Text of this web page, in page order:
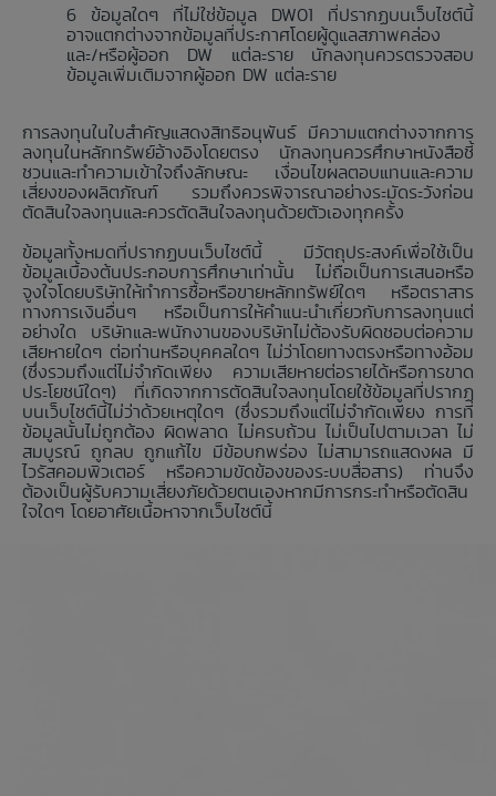
ข้อมูลใดๆ ที่ไม่ใช่ข้อมูล DW01 ที่ปรากฏบนเว็บไซต์นี้
อาจแตกต่างจากข้อมูลที่ประกาศโดยผู้ดูแลสภาพคล่อง
และ/หรือผู้ออก DW แต่ละราย นักลงทุนควรตรวจสอบ
ข้อมูลเพิ่มเติมจากผู้ออก DW แต่ละราย
การลงทุนในใบสำคัญแสดงสิทธิอนุพันธ์ มีความแตกต่างจากการ
ลงทุนในหลักทรัพย์อ้างอิงโดยตรง นักลงทุนควรศึกษาหนังสือชี้
ชวนและทำความเข้าใจถึงลักษณะ เงื่อนไขผลตอบแทนและความ
เสี่ยงของผลิตภัณฑ์ รวมถึงควรพิจารณาอย่างระมัดระวังก่อน
ตัดสินใจลงทุนและควรตัดสินใจลงทุนด้วยตัวเองทุกครั้ง
ข้อมูลทั้งหมดที่ปรากฏบนเว็บไซต์นี้ มีวัตถุประสงค์เพื่อใช้เป็น
ข้อมูลเบื้องต้นประกอบการศึกษาเท่านั้น ไม่ถือเป็นการเสนอหรือ
จูงใจโดยบริษัทให้ทำการซื้อหรือขายหลักทรัพย์ใดๆ หรือตราสาร
ทางการเงินอื่นๆ หรือเป็นการให้คำแนะนำเกี่ยวกับการลงทุนแต่
อย่างใด บริษัทและพนักงานของบริษัทไม่ต้องรับผิดชอบต่อความ
เสียหายใดๆ ต่อท่านหรือบุคคลใดๆ ไม่ว่าโดยทางตรงหรือทางอ้อม
(ซึ่งรวมถึงแต่ไม่จำกัดเพียง ความเสียหายต่อรายได้หรือการขาด
ประโยชน์ใดๆ) ที่เกิดจากการตัดสินใจลงทุนโดยใช้ข้อมูลที่ปรากฏ
บนเว็บไซต์นี้ไม่ว่าด้วยเหตุใดๆ (ซึ่งรวมถึงแต่ไม่จำกัดเพียง การที่
ข้อมูลนั้นไม่ถูกต้อง ผิดพลาด ไม่ครบถ้วน ไม่เป็นไปตามเวลา ไม่
สมบูรณ์ ถูกลบ ถูกแก้ไข มีข้อบกพร่อง ไม่สามารถแสดงผล มี
ไวรัสคอมพิวเตอร์ หรือความขัดข้องของระบบสื่อสาร) ท่านจึง
ต้องเป็นผู้รับความเสี่ยงภัยด้วยตนเองหากมีการกระทำหรือตัดสิน
ใจใดๆ โดยอาศัยเนื้อหาจากเว็บไซต์นี้